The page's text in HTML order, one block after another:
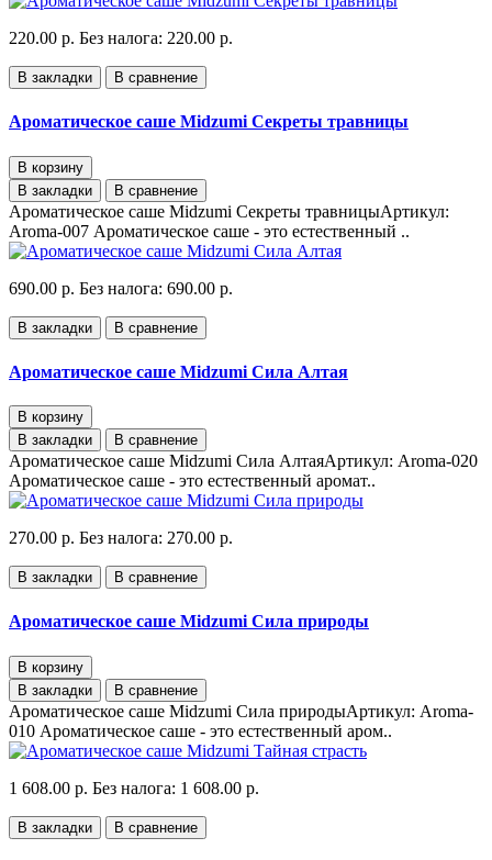
220.00 р. Без налога: 220.00 р.
В закладки В сравнение
Ароматическое саше Midzumi Секреты травницы
В корзину
В закладки
В сравнение
Ароматическое саше Midzumi Секреты травницыАртикул:
Aroma-007 Ароматическое саше - это естественный ..
690.00 р. Без налога: 690.00 р.
В закладки В сравнение
Ароматическое саше Midzumi Сила Алтая
В корзину
В закладки
В сравнение
Ароматическое саше Midzumi Сила АлтаяАртикул: Aroma-020
Ароматическое саше - это естественный аромат..
270.00 р. Без налога: 270.00 р.
В закладки В сравнение
Ароматическое саше Midzumi Сила природы
В корзину
В закладки
В сравнение
Ароматическое саше Midzumi Сила природыАртикул: Aroma-
010 Ароматическое саше - это естественный аром..
1 608.00 р. Без налога: 1 608.00 р.
В закладки В сравнение